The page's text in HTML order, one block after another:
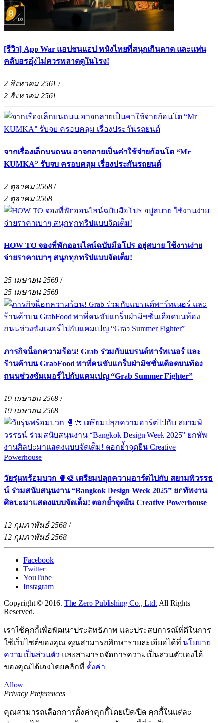
[รีวิว] App War แอปชนแอป หนังไทยที่สนุกเกินคาด และแฟน
คลับอรอุ๋งไม่ควรพลาดดูในโรง!
2 สิงหาคม 2561 /
2 สิงหาคม 2561
จากเรื่องเล็กบนถนน อาจกลายเป็นค่าใช้จ่ายก้อนโต “Mr
KUMKA” รับจบ ครอบคลุม เรื่องประกันรถยนต์
2 ตุลาคม 2568 /
2 ตุลาคม 2568
HOW TO จองที่พักออนไลน์ฉบับมือโปร อยู่สบาย ใช้งานง่าย
จ่ายราคาเบาๆ สนุกทุกทริปแบบจัดเต็ม!
25 เมษายน 2568 /
25 เมษายน 2568
ภารกิจน็อกความร้อน! Grab ร่วมกับแบรนด์พาร์ทเนอร์ และ
ร้านค้าบน GrabFood พาพี่คนขับแกร็บฝ่ามิชชั่นเดือดบนท้อง
ถนนช่วงซัมเมอร์ไปกับแคมเปญ “Grab Summer Fighter”
19 เมษายน 2568 /
19 เมษายน 2568
วัยรุ่นพร้อมบวก 🥊🎨 เตรียมปลุกความอาร์ตไปกับ สยามพิวรรธ
น์ ร่วมสนับสนุนงาน “Bangkok Design Week 2025” ยกทัพงาน
ศิลปะมาแสดงแบบจัดเต็ม! ตอกย้ำจุดยืน Creative Powerhouse
12 กุมภาพันธ์ 2568 /
12 กุมภาพันธ์ 2568
Facebook
Twitter
YouTube
Instagram
Copyright © 2016. The Zero Publishing Co., Ltd. All Rights
Reserved.
เราใช้คุกกี้เพื่อพัฒนาประสิทธิภาพ และประสบการณ์ที่ดีในการ
ใช้เว็บไซต์ของคุณ คุณสามารถศึกษารายละเอียดได้ที่ นโยบาย
ความเป็นส่วนตัว และสามารถจัดการความเป็นส่วนตัวเองได้
ของคุณได้เองโดยคลิกที่ ตั้งค่า
Allow
Privacy Preferences
คุณสามารถเลือกการตั้งค่าคุกกี้โดยเปิด/ปิด คุกกี้ในแต่ละ